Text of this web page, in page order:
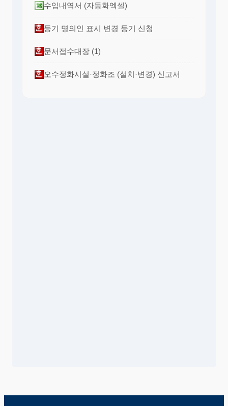
수입내역서 (자동화엑셀)
등기 명의인 표시 변경 등기 신청
문서접수대장 (1)
오수정화시설·정화조 (설치·변경) 신고서